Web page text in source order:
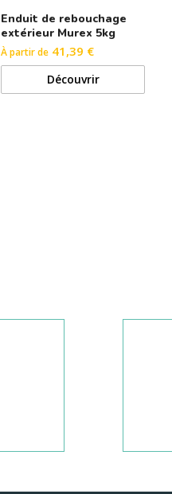
Enduit de rebouchage
extérieur Murex 5kg
À partir de41,39 €
Découvrir